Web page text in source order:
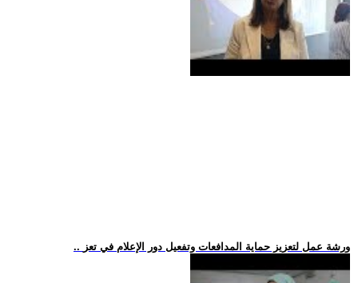
.. ورشة عمل لتعزيز حماية المدافعات وتفعيل دور الإعلام في تعز